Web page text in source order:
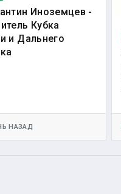
Иноземцев -
Кубка
и Дальнего
НАЗАД